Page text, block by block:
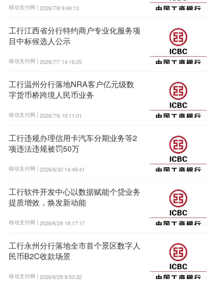
移动支付网 | 2026/7/8 9:49:13
工行江西省分行特约商户专业化服务项
目中标候选人公示
移动支付网 | 2026/7/7 14:16:25
工行温州分行落地NRA客户亿元级数
字货币桥跨境人民币业务
移动支付网 | 2026/7/6 10:11:01
工行违规办理信用卡汽车分期业务等2
项违法违规被罚50万
移动支付网 | 2026/6/30 14:49:41
工行软件开发中心以数据赋能个贷业务
提质增效，焕发新动能
移动支付网 | 2026/6/29 18:17:17
工行永州分行落地全市首个景区数字人
民币B2C收款场景
移动支付网 | 2026/6/29 9:53:32